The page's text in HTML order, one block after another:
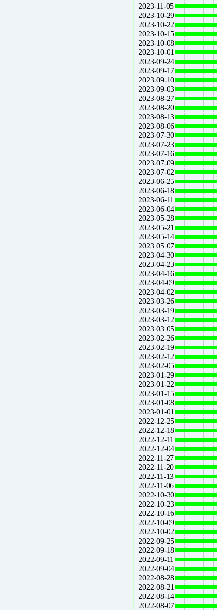
2023-11-05
2023-10-29
2023-10-22
2023-10-15
2023-10-08
2023-10-01
2023-09-24
2023-09-17
2023-09-10
2023-09-03
2023-08-27
2023-08-20
2023-08-13
2023-08-06
2023-07-30
2023-07-23
2023-07-16
2023-07-09
2023-07-02
2023-06-25
2023-06-18
2023-06-11
2023-06-04
2023-05-28
2023-05-21
2023-05-14
2023-05-07
2023-04-30
2023-04-23
2023-04-16
2023-04-09
2023-04-02
2023-03-26
2023-03-19
2023-03-12
2023-03-05
2023-02-26
2023-02-19
2023-02-12
2023-02-05
2023-01-29
2023-01-22
2023-01-15
2023-01-08
2023-01-01
2022-12-25
2022-12-18
2022-12-11
2022-12-04
2022-11-27
2022-11-20
2022-11-13
2022-11-06
2022-10-30
2022-10-23
2022-10-16
2022-10-09
2022-10-02
2022-09-25
2022-09-18
2022-09-11
2022-09-04
2022-08-28
2022-08-21
2022-08-14
2022-08-07